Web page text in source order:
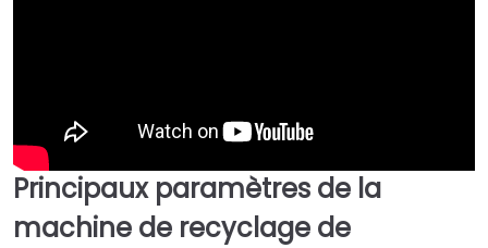
Principaux paramètres de la
machine de recyclage de